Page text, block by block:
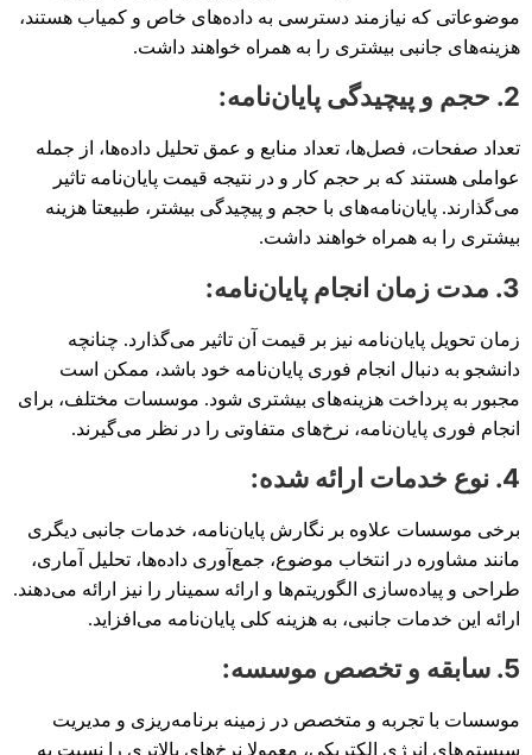
موضوعاتی که نیازمند دسترسی به داده‌های خاص و کمیاب هستند،
هزینه‌های جانبی بیشتری را به همراه خواهند داشت.
2. حجم و پیچیدگی پایان‌نامه:
تعداد صفحات، فصل‌ها، تعداد منابع و عمق تحلیل داده‌ها، از جمله
عواملی هستند که بر حجم کار و در نتیجه قیمت پایان‌نامه تاثیر
می‌گذارند. پایان‌نامه‌های با حجم و پیچیدگی بیشتر، طبیعتا هزینه
بیشتری را به همراه خواهند داشت.
3. مدت زمان انجام پایان‌نامه:
زمان تحویل پایان‌نامه نیز بر قیمت آن تاثیر می‌گذارد. چنانچه
دانشجو به دنبال انجام فوری پایان‌نامه خود باشد، ممکن است
مجبور به پرداخت هزینه‌های بیشتری شود. موسسات مختلف، برای
انجام فوری پایان‌نامه، نرخ‌های متفاوتی را در نظر می‌گیرند.
4. نوع خدمات ارائه شده:
برخی موسسات علاوه بر نگارش پایان‌نامه، خدمات جانبی دیگری
مانند مشاوره در انتخاب موضوع، جمع‌آوری داده‌ها، تحلیل آماری،
طراحی و پیاده‌سازی الگوریتم‌ها و ارائه سمینار را نیز ارائه می‌دهند.
ارائه این خدمات جانبی، به هزینه کلی پایان‌نامه می‌افزاید.
5. سابقه و تخصص موسسه:
موسسات با تجربه و متخصص در زمینه برنامه‌ریزی و مدیریت
سیستم‌های انرژی الکتریکی، معمولا نرخ‌های بالاتری را نسبت به